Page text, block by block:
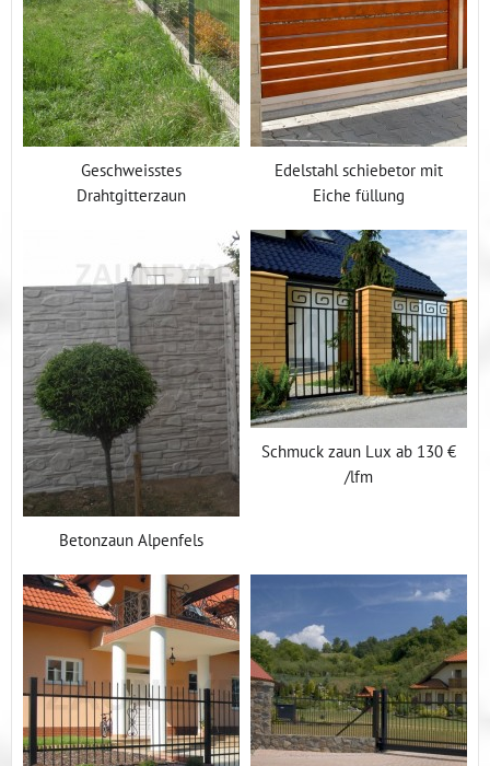
Geschweisstes
Drahtgitterzaun
Edelstahl schiebetor mit
Eiche füllung
Betonzaun Alpenfels
Schmuck zaun Lux ab 130 €
/lfm